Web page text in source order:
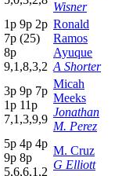
Wisner
1p 9p 2p
7p (25)
8p
9,1,8,3,2
Ronald
Ramos
Ayuque
A Shorter
3p 9p 7p
1p 11p
7,1,3,9,9
Micah
Meeks
Jonathan
M. Perez
5p 4p 4p
9p 8p
5,6,6,1,2
M. Cruz
G Elliott